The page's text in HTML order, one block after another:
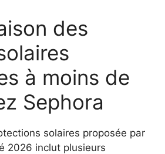
des
à moins de
Sephora
solaires proposée par
2026 inclut plusieurs